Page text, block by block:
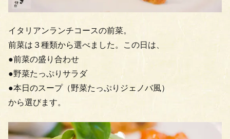
イタリアンランチコースの前菜。
前菜は３種類から選べました。この日は、
●前菜の盛り合わせ
●野菜たっぷりサラダ
●本日のスープ（野菜たっぷりジェノバ風）
から選びます。